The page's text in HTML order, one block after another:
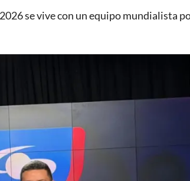
se vive con un equipo mundialista